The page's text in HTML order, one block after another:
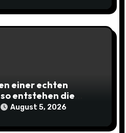
einer echten
entstehen die
August 5, 2026